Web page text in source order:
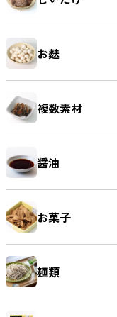
お麩
複数素材
醤油
お菓子
麺類